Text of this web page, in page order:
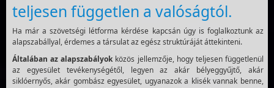
teljesen független a valóságtól.
Ha már a szövetségi létforma kérdése kapcsán úgy is foglalkoztunk az
alapszabállyal, érdemes a társulat az egész struktúráját áttekinteni.
Általában az alapszabályok közös jellemzője, hogy teljesen függetlenül
az egyesület tevékenységétől, legyen az akár bélyeggyűjtő, akár
siklóernyős, akár gombász egyesület, ugyanazok a klisék vannak benne,